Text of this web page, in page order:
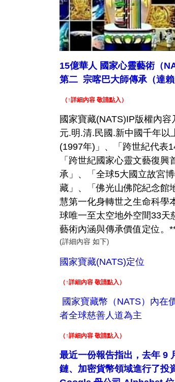
15億華人 國家心靈藝術（
第二 宗喀巴大師傳承（達
（↑詳細內容 敬請點入）
國家寶藏(NATS)IP版權內
元.明.清.民國.新中國千年以
(1997年)」、「跨世紀代表
「跨世紀國家心靈文藝復
承」、「全球5大國立故宮
藏」、「佛光山佛陀紀念館
慧第一化身轉世之生命科學
球唯一至太空地外空間33
藝術內涵與傳承價值定位。
(詳細內容 如下)
國家寶藏(NATS)定位
（↑詳細內容 敬請點入）
國家寶藏幣（NATS）內在
者全球慈善人道為主
（↑詳細內容 敬請點入）
最近一份報告指出，去年 9
鏈、加密貨幣領域進行了投